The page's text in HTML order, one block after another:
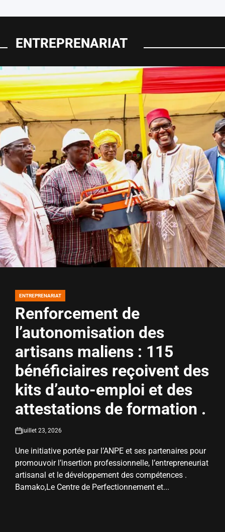
ENTREPRENARIAT
POSTED
ENTREPRENARIAT
Renforcement de
l’autonomisation des
artisans maliens : 115
bénéficiaires reçoivent des
kits d’auto-emploi et des
attestations de formation .
on
juillet 23, 2026
Une initiative portée par l’ANPE et ses partenaires pour
promouvoir l’insertion professionnelle, l’entrepreneuriat
artisanal et le développement des compétences .
Bamako,Le Centre de Perfectionnement et...